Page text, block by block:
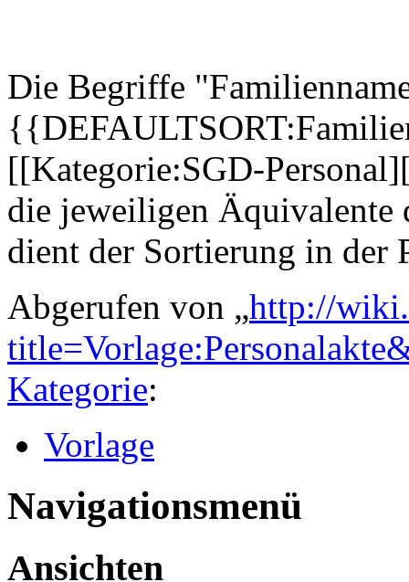
Die Begriffe
[[Kategorie:SGD-
die jeweiligen Äquivalente
dient der Sortierung in der
Abgerufen von „http://
Kategorie:
Vorlage
Navigationsmenü
Ansichten